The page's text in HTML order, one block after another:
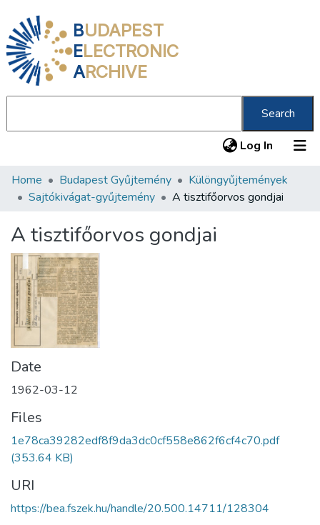
BUDAPEST
ELECTRONIC
ARCHIVE
Search
Log In (current)
Communities & Collections
Statistics
About us
Home Budapest Gyűjtemény
Különgyűjtemények
Sajtókivágat-gyűjtemény
A tisztifőorvos gondjai
A tisztifőorvos gondjai
Date
1962-03-12
Files
1e78ca39282edf8f9da3dc0cf558e862f6cf4c70.pdf
(353.64 KB)
URI
https://bea.fszek.hu/handle/20.500.14711/128304